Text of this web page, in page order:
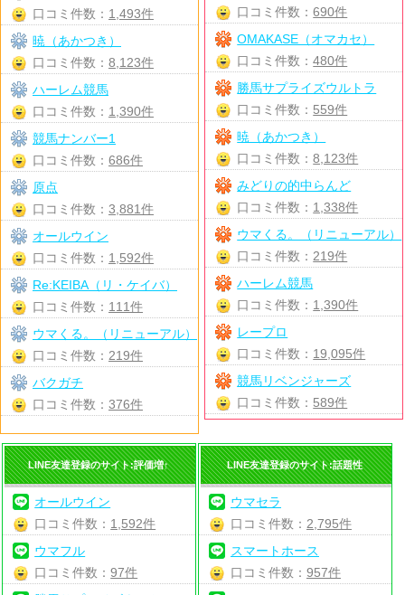
口コミ件数：690件
OMAKASE（オマカセ）
口コミ件数：480件
勝馬サプライズウルトラ
口コミ件数： 559件
暁（あかつき）
口コミ件数：8,123件
みどりの的中らんど
口コミ件数： 1,338件
ウマくる。（リニューアル）
口コミ件数： 219件
ハーレム競馬
口コミ件数： 1,390件
レープロ
口コミ件数： 19,095件
競馬リベンジャーズ
口コミ件数： 589件
口コミ件数： 1,493件
暁（あかつき）
口コミ件数： 8,123件
ハーレム競馬
口コミ件数： 1,390件
競馬ナンバー1
口コミ件数： 686件
原点
口コミ件数： 3,881件
オールウイン
口コミ件数： 1,592件
Re:KEIBA（リ・ケイバ）
口コミ件数： 111件
ウマくる。（リニューアル）
口コミ件数： 219件
バクガチ
口コミ件数： 376件
LINE友達登録のサイト:評価増↑
オールウイン
口コミ件数： 1,592件
ウマフル
口コミ件数：97件
LINE友達登録のサイト:話題性
ウマセラ
口コミ件数： 2,795件
スマートホース
口コミ件数： 957件